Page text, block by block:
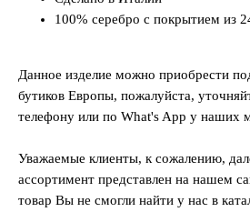
100% серебро с покрытием из
Данное изделие можно приобрести
бутиков Европы, пожалуйста,
телефону или по What's App у наших
Уважаемые клиенты, к сожалению,
ассортимент представлен на нашем
товар Вы не смогли найти у нас в